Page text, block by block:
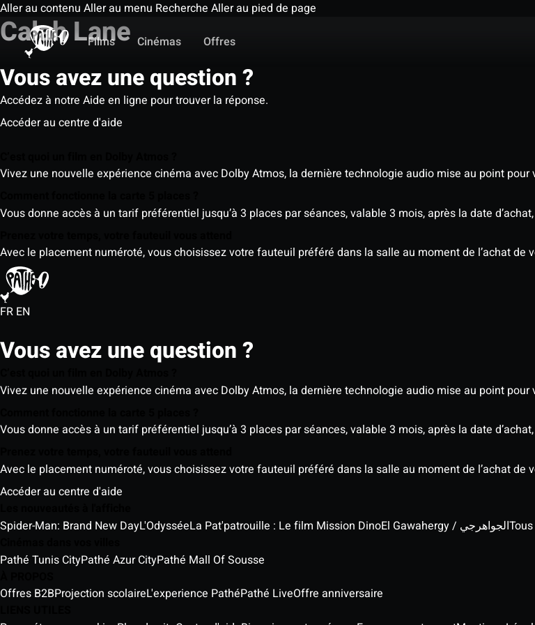
Aller au contenu Aller au menu Recherche Aller au pied de page
Films
Cinémas Offres
Calah Lane
Vous avez une question ?
Accédez à notre Aide en ligne pour trouver la réponse.
Accéder au centre d'aide
Vivez une nouvelle expérience cinéma avec Dolby Atmos, la dernière technologie audio mise au point
Vous donne accès à un tarif préférentiel jusqu’à 3 places par séances, valable 3 mois, après la date
Avec le placement numéroté, vous choisissez votre fauteuil préféré dans la salle au moment de l’achat de
FR EN
Vous avez une question ?
Vivez une nouvelle expérience cinéma avec Dolby Atmos, la dernière technologie audio mise au point
Vous donne accès à un tarif préférentiel jusqu’à 3 places par séances, valable 3 mois, après la date
Avec le placement numéroté, vous choisissez votre fauteuil préféré dans la salle au moment de l’achat de
Accéder au centre d'aide
Spider-Man: Brand New DayL'OdysséeLa Pat'patrouille : Le film Mission Dino El Gawahergy / الجواهرجي
Pathé Tunis CityPathé Azur CityPathé Mall Of Sousse
Offres B2BProjection scolaireL'experience PathéPathé LiveOffre anniversaire